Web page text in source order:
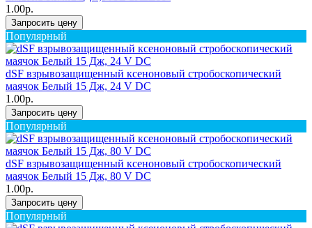
1.00р.
Запросить цену
Популярный
dSF взрывозащищенный ксеноновый стробоскопический
маячок Белый 15 Дж, 24 V DC
1.00р.
Запросить цену
Популярный
dSF взрывозащищенный ксеноновый стробоскопический
маячок Белый 15 Дж, 80 V DC
1.00р.
Запросить цену
Популярный